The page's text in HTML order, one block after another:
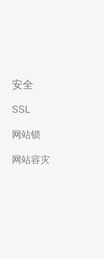
安全
SSL
网站锁
网站容灾